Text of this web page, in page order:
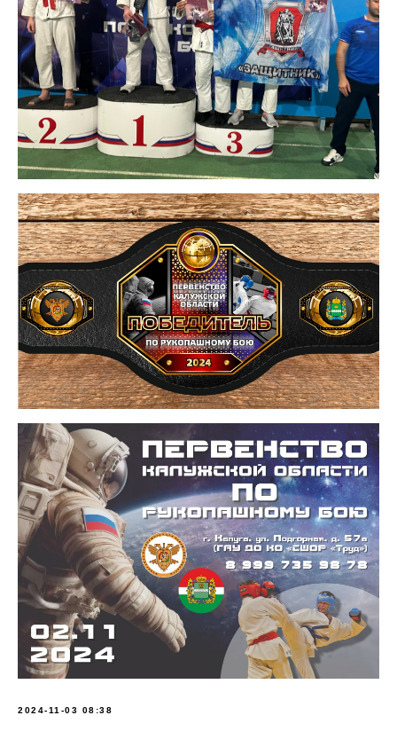
2024-11-03 08:38